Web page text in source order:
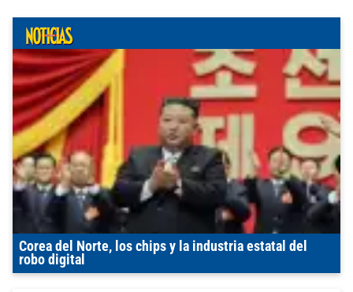
Corea del Norte, los chips y la industria estatal del
robo digital